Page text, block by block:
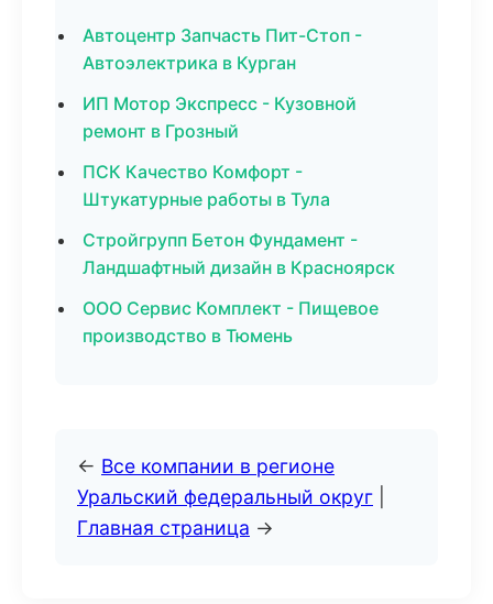
Автоцентр Запчасть Пит-Стоп -
Автоэлектрика в Курган
ИП Мотор Экспресс - Кузовной
ремонт в Грозный
ПСК Качество Комфорт -
Штукатурные работы в Тула
Стройгрупп Бетон Фундамент -
Ландшафтный дизайн в Красноярск
ООО Сервис Комплект - Пищевое
производство в Тюмень
← Все компании в регионе
Уральский федеральный округ
Главная страница →